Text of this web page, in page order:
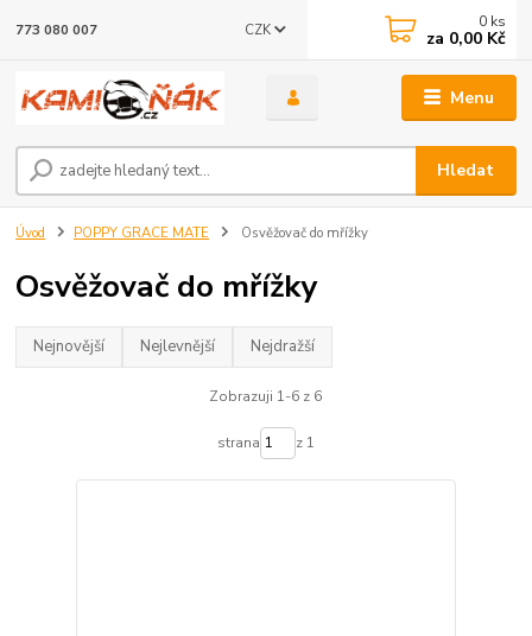
Menu
CZK
Hledat
773 080 007 0 ks
za 0,00 Kč
Úvod POPPY GRACE MATE Osvěžovač do mřížky
Osvěžovač do mřížky
Nejnovější Nejlevnější Nejdražší
Zobrazuji 1-6 z 6
strana z 1